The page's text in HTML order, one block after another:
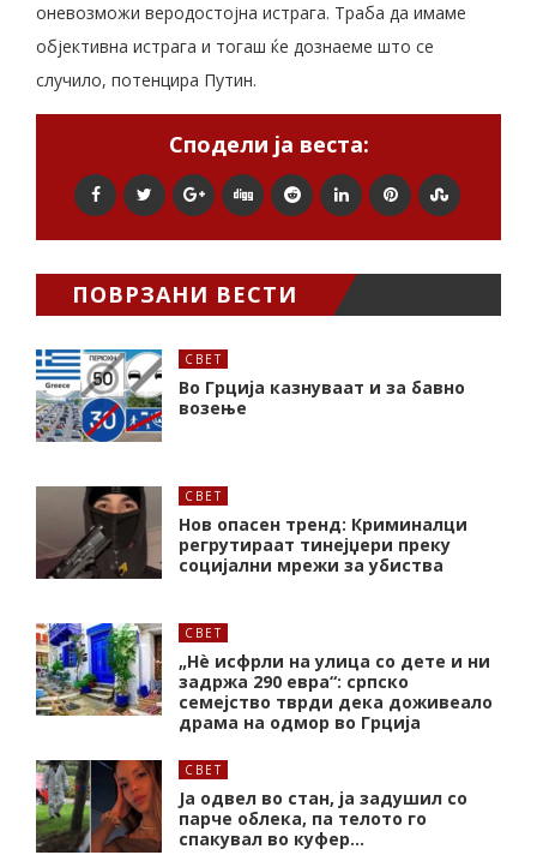
оневозможи веродостојна истрага. Траба да имаме
објективна истрага и тогаш ќе дознаеме што се
случило, потенцира Путин.
Сподели ја веста:
ПОВРЗАНИ ВЕСТИ
СВЕТ
Во Грција казнуваат и за бавно
возење
СВЕТ
Нов опасен тренд: Криминалци
регрутираат тинејџери преку
социјални мрежи за убиства
СВЕТ
„Нѐ исфрли на улица со дете и ни
задржа 290 евра“: српско
семејство тврди дека доживеало
драма на одмор во Грција
СВЕТ
Ја одвел во стан, ја задушил со
парче облека, па телото го
спакувал во куфер…